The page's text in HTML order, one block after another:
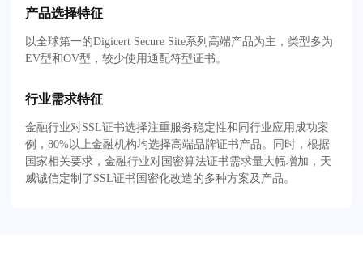
产品选择特征
以全球第一的Digicert Secure Site系列高端产品为主，类型多为
EV型和OV型，较少使用通配符型证书。
行业需求特征
金融行业对SSL证书选择注重服务稳定性和同行业应用成功案
例，80%以上金融机构均选择高端品牌证书产品。同时，根据
国家相关要求，金融行业对国密算法证书需求量大幅增加，天
威诚信定制了SSL证书国密化改造的多种方案及产品。